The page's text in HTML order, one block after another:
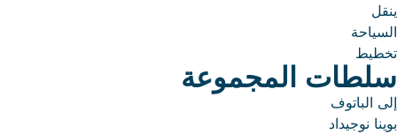
ينقل
السياحة
تخطيط
سلطات المجموعة
إلى الباتوف
بوينا نوجيداد